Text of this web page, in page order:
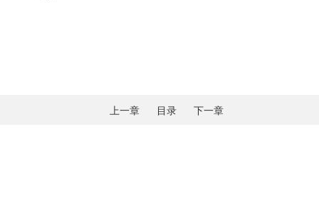
上一章 目录 下一章